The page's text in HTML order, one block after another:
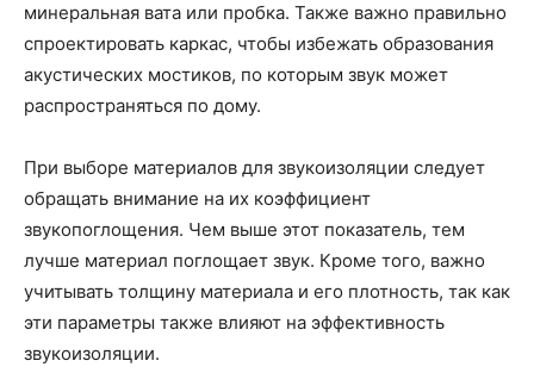
минеральная вата или пробка. Также важно правильно
спроектировать каркас, чтобы избежать образования
акустических мостиков, по которым звук может
распространяться по дому.
При выборе материалов для звукоизоляции следует
обращать внимание на их коэффициент
звукопоглощения. Чем выше этот показатель, тем
лучше материал поглощает звук. Кроме того, важно
учитывать толщину материала и его плотность, так как
эти параметры также влияют на эффективность
звукоизоляции.